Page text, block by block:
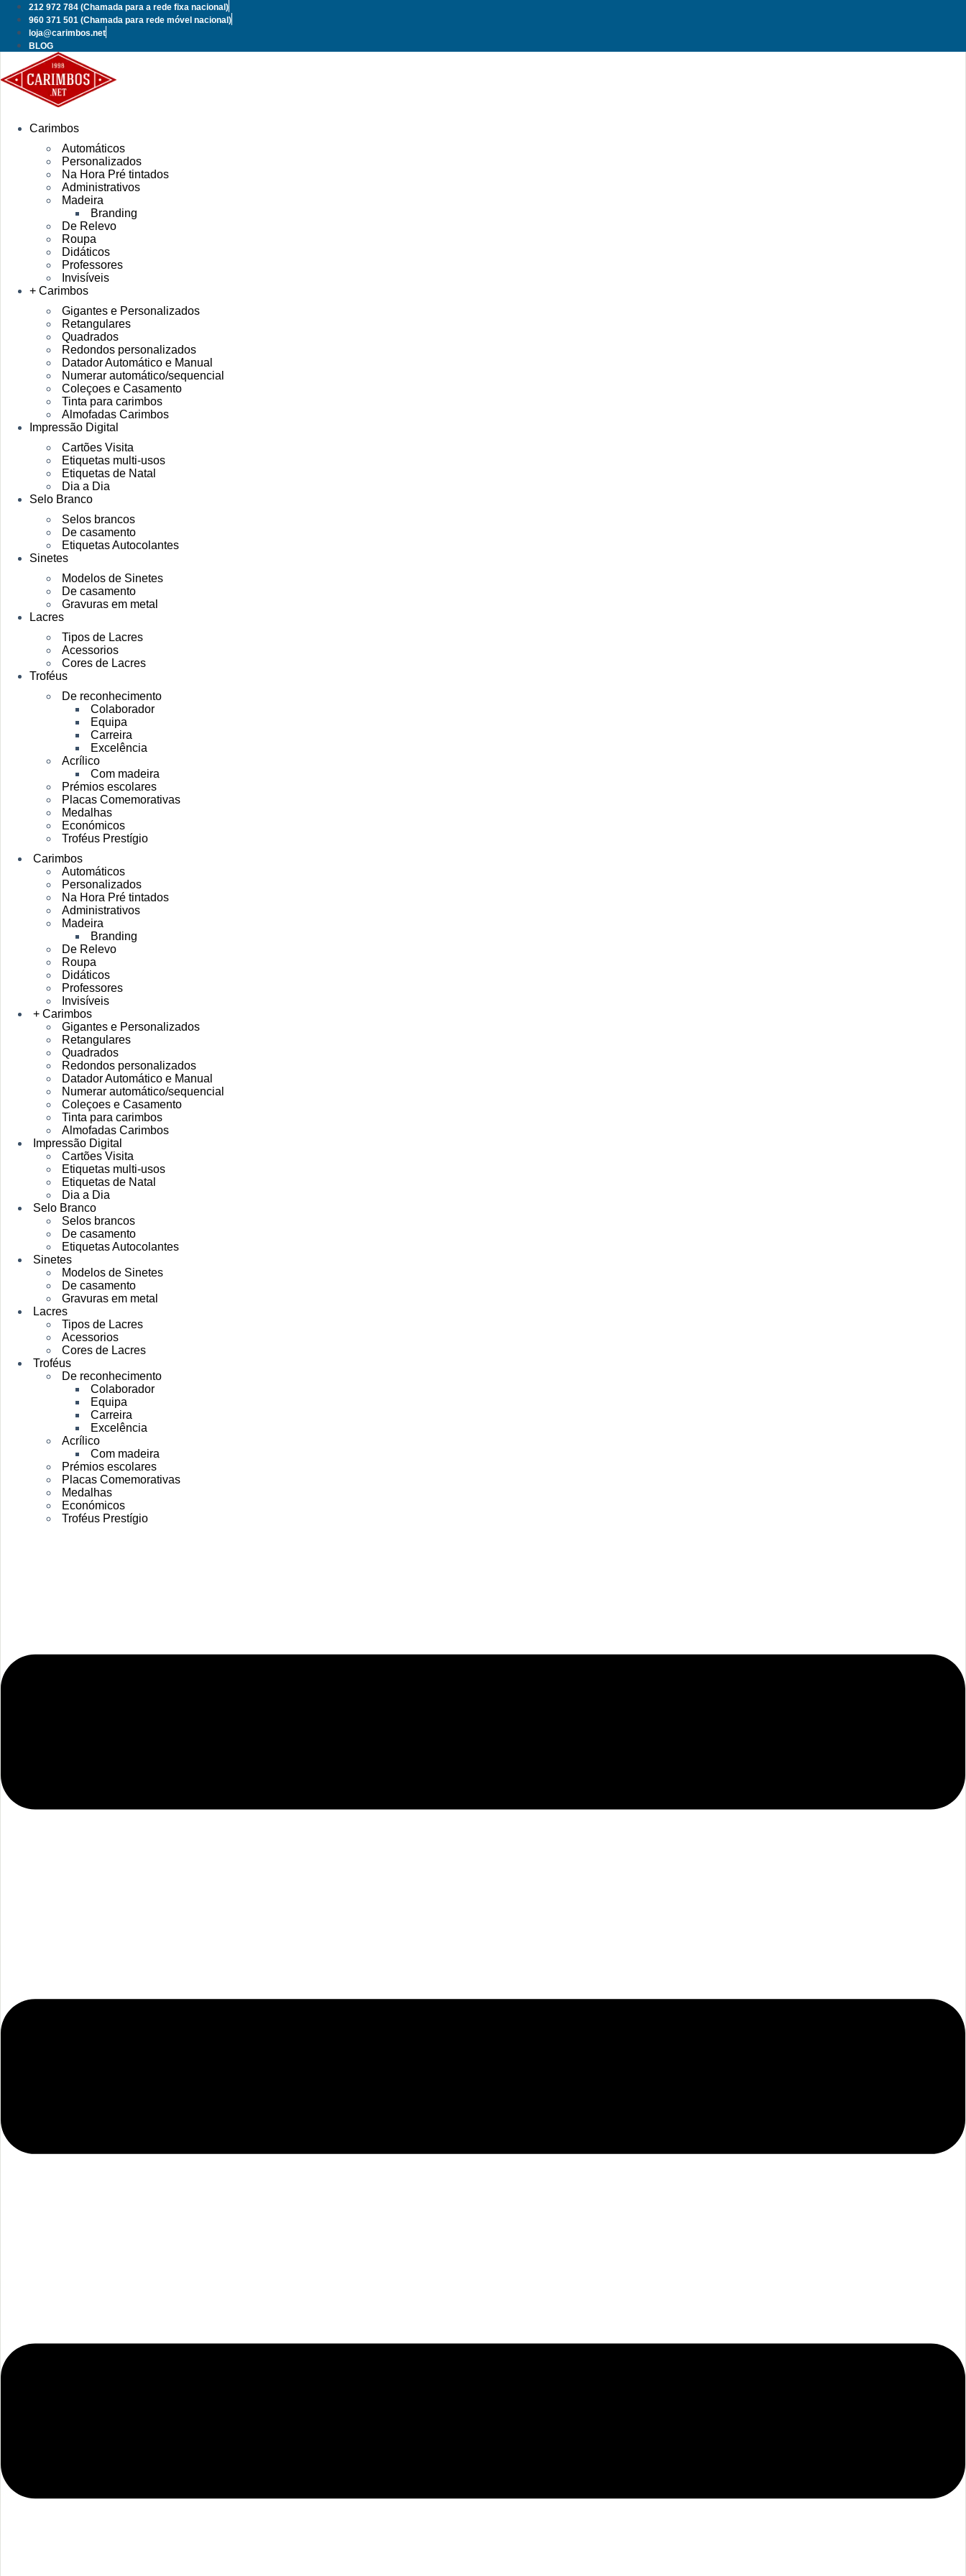
Pular
para
conteúdo
212 972 784 (Chamada para a rede fixa nacional)
960 371 501 (Chamada para rede móvel nacional)
loja@carimbos.net
BLOG
Carimbos
Automáticos
Personalizados
Na Hora Pré tintados
Administrativos
Madeira
Branding
De Relevo
Roupa
Didáticos
Professores
Invisíveis
+ Carimbos
Gigantes e Personalizados
Retangulares
Quadrados
Redondos personalizados
Datador Automático e Manual
Numerar automático/sequencial
Coleçoes e Casamento
Tinta para carimbos
Almofadas Carimbos
Impressão Digital
Cartões Visita
Etiquetas multi-usos
Etiquetas de Natal
Dia a Dia
Selo Branco
Selos brancos
De casamento
Etiquetas Autocolantes
Sinetes
Modelos de Sinetes
De casamento
Gravuras em metal
Lacres
Tipos de Lacres
Acessorios
Cores de Lacres
Troféus
De reconhecimento
Colaborador
Equipa
Carreira
Excelência
Acrílico
Com madeira
Prémios escolares
Placas Comemorativas
Medalhas
Económicos
Troféus Prestígio
Carimbos
Automáticos
Personalizados
Na Hora Pré tintados
Administrativos
Madeira
Branding
De Relevo
Roupa
Didáticos
Professores
Invisíveis
+ Carimbos
Gigantes e Personalizados
Retangulares
Quadrados
Redondos personalizados
Datador Automático e Manual
Numerar automático/sequencial
Coleçoes e Casamento
Tinta para carimbos
Almofadas Carimbos
Impressão Digital
Cartões Visita
Etiquetas multi-usos
Etiquetas de Natal
Dia a Dia
Selo Branco
Selos brancos
De casamento
Etiquetas Autocolantes
Sinetes
Modelos de Sinetes
De casamento
Gravuras em metal
Lacres
Tipos de Lacres
Acessorios
Cores de Lacres
Troféus
De reconhecimento
Colaborador
Equipa
Carreira
Excelência
Acrílico
Com madeira
Prémios escolares
Placas Comemorativas
Medalhas
Económicos
Troféus Prestígio